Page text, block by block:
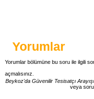
Yorumlar
Yorumlar bölümüne bu soru ile ilgili
açmalısınız.
Beykoz'da Güvenilir Tesisatçı
veya